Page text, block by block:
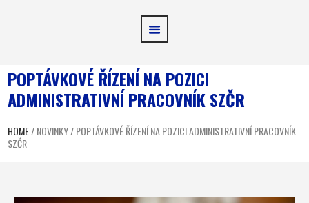
POPTÁVKOVÉ ŘÍZENÍ NA POZICI
ADMINISTRATIVNÍ PRACOVNÍK SZČR
HOME/NOVINKY/POPTÁVKOVÉ ŘÍZENÍ NA POZICI ADMINISTRATIVNÍ PRACOVNÍK
SZČR